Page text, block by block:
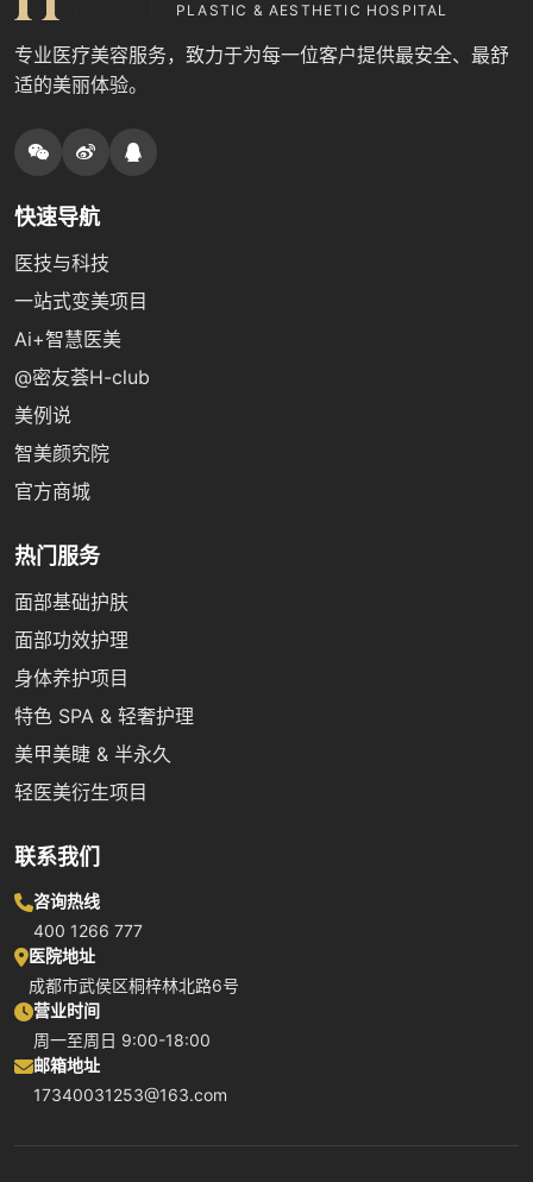
PLASTIC & AESTHETIC HOSPITAL
专业医疗美容服务，致力于为每一位客户提供最安全、最舒
适的美丽体验。
快速导航
医技与科技
一站式变美项目
Ai+智慧医美
@密友荟H-club
美例说
智美颜究院
官方商城
热门服务
面部基础护肤
面部功效护理
身体养护项目
特色 SPA & 轻奢护理
美甲美睫 & 半永久
轻医美衍生项目
联系我们
咨询热线
400 1266 777
医院地址
成都市武侯区桐梓林北路6号
营业时间
周一至周日 9:00-18:00
邮箱地址
17340031253@163.com